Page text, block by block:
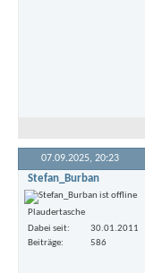
07.09.2025, 20:23
Stefan_Burban
Plaudertasche
Dabei seit
30.01.2011
Beiträge
586